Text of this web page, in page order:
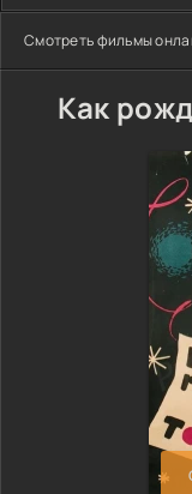
Смотреть фильмы
Как